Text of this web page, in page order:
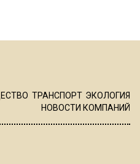
ТРАНСПОРТ ЭКОЛОГИЯ
НОВОСТИ КОМПАНИЙ